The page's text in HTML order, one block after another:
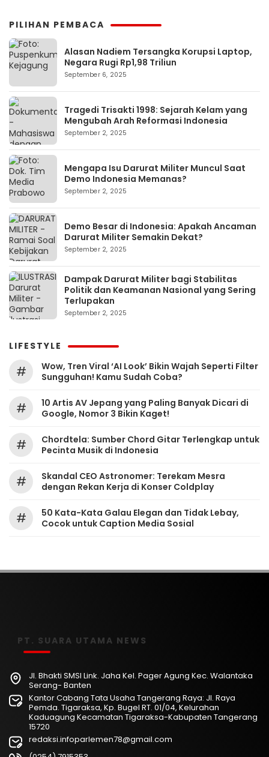
PILIHAN PEMBACA
Alasan Nadiem Tersangka Korupsi Laptop,
Negara Rugi Rp1,98 Triliun
September 6, 2025
Tragedi Trisakti 1998: Sejarah Kelam yang
Mengubah Arah Reformasi Indonesia
September 2, 2025
Mengapa Isu Darurat Militer Muncul Saat
Demo Indonesia Memanas?
September 2, 2025
Demo Besar di Indonesia: Apakah Ancaman
Darurat Militer Semakin Dekat?
September 2, 2025
Dampak Darurat Militer bagi Stabilitas
Politik dan Keamanan Nasional yang Sering
Terlupakan
September 2, 2025
LIFESTYLE
#
Wow, Tren Viral ‘AI Look’ Bikin Wajah Seperti Filter
Sungguhan! Kamu Sudah Coba?
#
10 Artis AV Jepang yang Paling Banyak Dicari di
Google, Nomor 3 Bikin Kaget!
#
Chordtela: Sumber Chord Gitar Terlengkap untuk
Pecinta Musik di Indonesia
#
Skandal CEO Astronomer: Terekam Mesra
dengan Rekan Kerja di Konser Coldplay
#
50 Kata-Kata Galau Elegan dan Tidak Lebay,
Cocok untuk Caption Media Sosial
PT. SUARA UTAMA NEWS
Jl. Bhakti SMSI Link. Jaha Kel. Pager Agung Kec. Walantaka
Serang- Banten
Kantor Cabang Tata Usaha Tangerang Raya: Jl. Raya
Pemda. Tigaraksa, Kp. Bugel RT. 01/04, Kelurahan
Kaduagung Kecamatan Tigaraksa-Kabupaten Tangerang
15720
redaksi.infoparlemen78@gmail.com